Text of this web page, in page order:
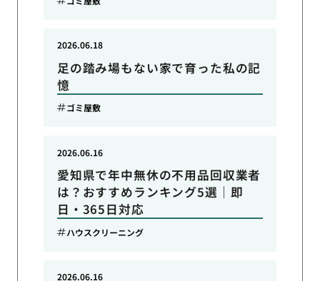
足の踏み場もない家で育った私の記
憶
2026.06.18
ゴミ屋敷
愛知県で年中無休の不用品回収業者
は？おすすめランキング5選｜即
日・365日対応
2026.06.16
ハウスクリーニング
2026.06.16